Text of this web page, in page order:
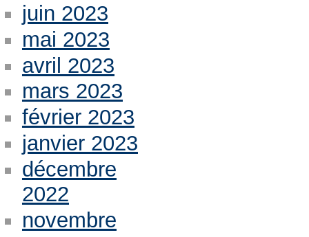
juin 2023
mai 2023
avril 2023
mars 2023
février 2023
janvier 2023
décembre
2022
novembre